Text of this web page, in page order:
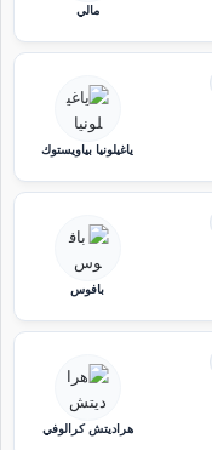
مالي
ياغيلونيا بياويستوك
بافوس
هراديتش كرالوفي